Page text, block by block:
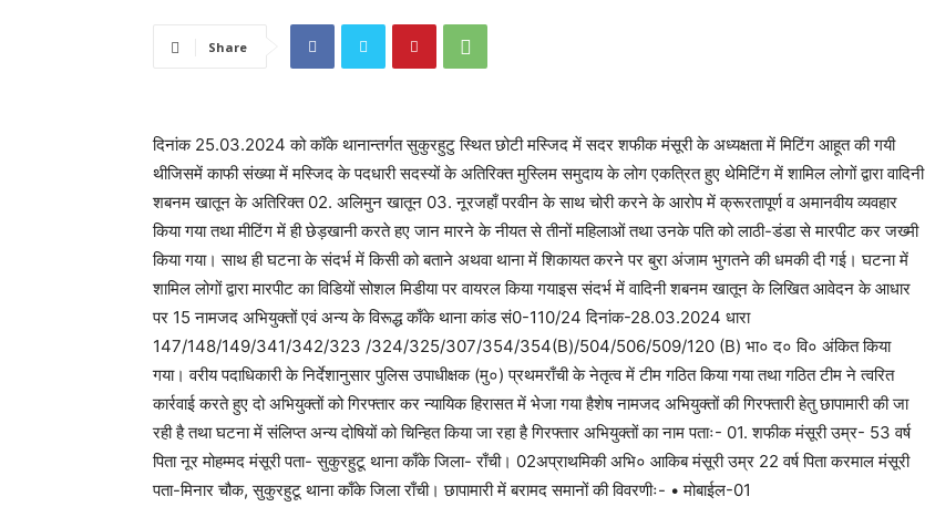
Share
दिनांक 25.03.2024 को कॉके थानान्तर्गत सुकुरहुटु स्थित छोटी मस्जिद में सदर शफीक मंसूरी के अध्यक्षता में मिटिंग आहूत की गयी
थीजिसमें काफी संख्या में मस्जिद के पदधारी सदस्यों के अतिरिक्त मुस्लिम समुदाय के लोग एकत्रित हुए थेमिटिंग में शामिल लोगों द्वारा वादिनी
शबनम खातून के अतिरिक्त 02. अलिमुन खातून 03. नूरजहाँ परवीन के साथ चोरी करने के आरोप में क्रूरतापूर्ण व अमानवीय व्यवहार
किया गया तथा मीटिंग में ही छेड़खानी करते हए जान मारने के नीयत से तीनों महिलाओं तथा उनके पति को लाठी-डंडा से मारपीट कर जख्मी
किया गया। साथ ही घटना के संदर्भ में किसी को बताने अथवा थाना में शिकायत करने पर बुरा अंजाम भुगतने की धमकी दी गई। घटना में
शामिल लोगों द्वारा मारपीट का विडियों सोशल मिडीया पर वायरल किया गयाइस संदर्भ में वादिनी शबनम खातून के लिखित आवेदन के आधार
पर 15 नामजद अभियुक्तों एवं अन्य के विरूद्ध काँके थाना कांड सं0-110/24 दिनांक-28.03.2024 धारा
147/148/149/341/342/323 /324/325/307/354/354(B)/504/506/509/120 (B) भा० द० वि० अंकित किया
गया। वरीय पदाधिकारी के निर्देशानुसार पुलिस उपाधीक्षक (मु०) प्रथमराँची के नेतृत्व में टीम गठित किया गया तथा गठित टीम ने त्वरित
कार्रवाई करते हुए दो अभियुक्तों को गिरफ्तार कर न्यायिक हिरासत में भेजा गया हैशेष नामजद अभियुक्तों की गिरफ्तारी हेतु छापामारी की जा
रही है तथा घटना में संलिप्त अन्य दोषियों को चिन्हित किया जा रहा है गिरफ्तार अभियुक्तों का नाम पताः- 01. शफीक मंसूरी उम्र- 53 वर्ष
पिता नूर मोहम्मद मंसूरी पता- सुकुरहुटू थाना काँके जिला- राँची। 02अप्राथमिकी अभि० आकिब मंसूरी उम्र 22 वर्ष पिता करमाल मंसूरी
पता-मिनार चौक, सुकुरहुटू थाना काँके जिला राँची। छापामारी में बरामद समानों की विवरणीः- • मोबाईल-01